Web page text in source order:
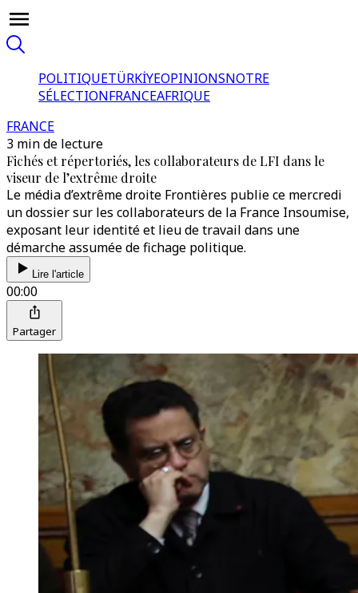
POLITIQUETÜRKİYEOPINIONSNOTRE
SÉLECTIONFRANCEAFRIQUE
FRANCE
3 min de lecture
Fichés et répertoriés, les collaborateurs de LFI dans le
viseur de l’extrême droite
Le média d’extrême droite Frontières publie ce mercredi
un dossier sur les collaborateurs de la France Insoumise,
exposant leur identité et lieu de travail dans une
démarche assumée de fichage politique.
Lire l'article
00:00
Partager